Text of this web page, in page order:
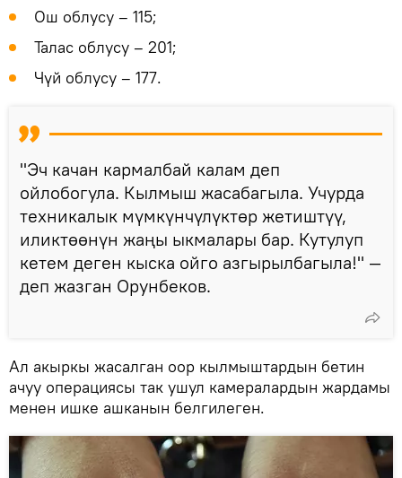
Ош облусу – 115;
Талас облусу – 201;
Чүй облусу – 177.
"Эч качан кармалбай калам деп
ойлобогула. Кылмыш жасабагыла. Учурда
техникалык мүмкүнчүлүктөр жетиштүү,
иликтөөнүн жаңы ыкмалары бар. Кутулуп
кетем деген кыска ойго азгырылбагыла!" —
деп жазган Орунбеков.
Ал акыркы жасалган оор кылмыштардын бетин
ачуу операциясы так ушул камералардын жардамы
менен ишке ашканын белгилеген.